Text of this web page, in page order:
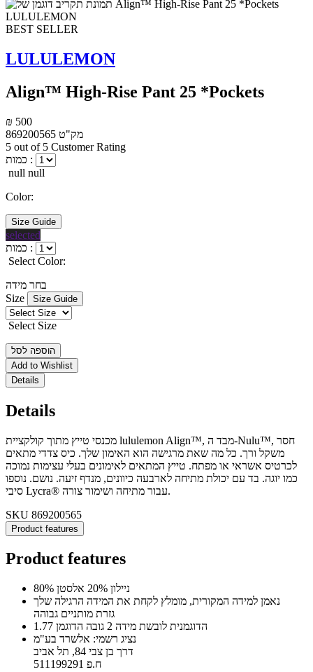
BEST SELLER
LULULEMON
Align™ High-Rise Pant 25 *Pockets
₪ 500
מק"ט 869200565
5 out of 5 Customer Rating
כמות :
null null
Color:
Size Guide
selected
כמות :
Select Color:
בחר מידה
Size
Size Guide
Select Size
הוספה לסל
Add to Wishlist
Details
Details
מכנסי טייץ מתוך קולקציית lululemon Align™, מבד ה-Nulu™, חסר
משקל ורך. כל מה שאת מרגישה הוא האימון שלך. כיס צדדי מתאים
לכרטיס אשראי או מפתח. טייץ המתאים לאימונים בעלי עצימות נמוכה
כמו יוגה. בד עם יכולת מתיחה לארבעה כיוונים, מנדף זיעה. נושם. נוספו
סיבי Lycra® עבור מתיחה ושימור צורה.
SKU 869200565
Product features
Product features
80% ניילון 20% אלסטן
נאמן למידה המקורית, מומלץ לקחת את המידה הרגילה שלך
גזרת מותניים גבוהה
הדוגמנית לובשת מידה 2 גובה הדוגמן 1.77
נציג רשמי: אלשרד בע"מ
דרך בן צבי 84, תל אביב
ח.פ 511199291